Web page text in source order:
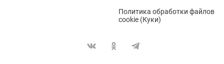
Политика обработки файлов
cookie (Куки)